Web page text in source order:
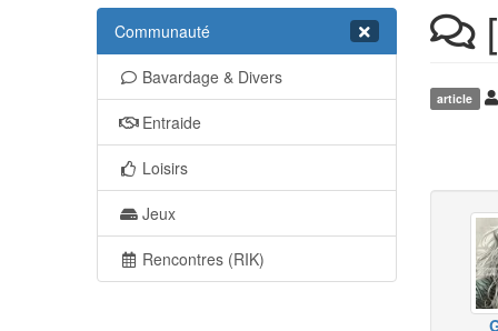
Communauté
Bavardage & Divers
Entraide
Loisirs
Jeux
Rencontres (RIK)
article